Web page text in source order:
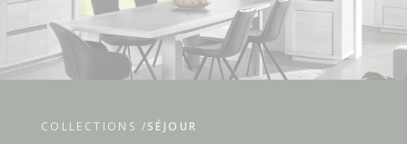
COLLECTIONS /SÉJOUR